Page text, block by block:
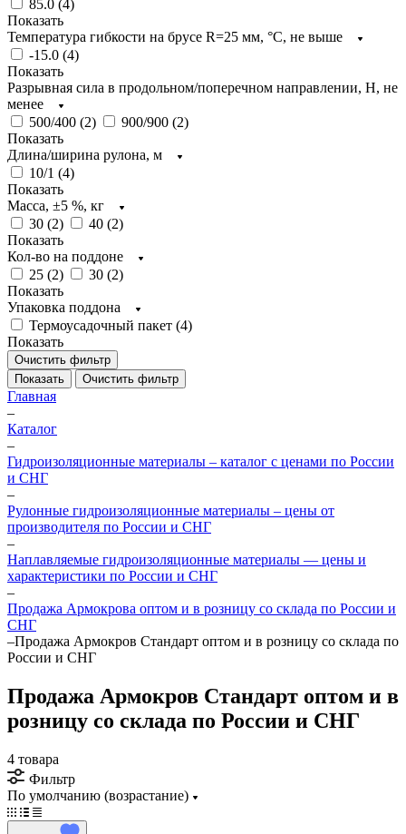
85.0 (4)
Показать
Температура гибкости на брусе R=25 мм, °C, не выше
-15.0 (4)
Показать
Разрывная сила в продольном/поперечном направлении, H, не
менее
500/400 (2) 900/900 (2)
Показать
Длина/ширина рулона, м
10/1 (4)
Показать
Масса, ±5 %, кг
30 (2) 40 (2)
Показать
Кол-во на поддоне
25 (2) 30 (2)
Показать
Упаковка поддона
Термоусадочный пакет (4)
Показать
Очистить фильтр
Показать
Очистить фильтр
Главная
–
Каталог
–
Гидроизоляционные материалы – каталог с ценами по России
и СНГ
–
Рулонные гидроизоляционные материалы – цены от
производителя по России и СНГ
–
Наплавляемые гидроизоляционные материалы — цены и
характеристики по России и СНГ
–
Продажа Армокрова оптом и в розницу со склада по России и
СНГ
–Продажа Армокров Стандарт оптом и в розницу со склада по
России и СНГ
Продажа Армокров Стандарт оптом и в
розницу со склада по России и СНГ
4 товара
Фильтр
По умолчанию (возрастание)